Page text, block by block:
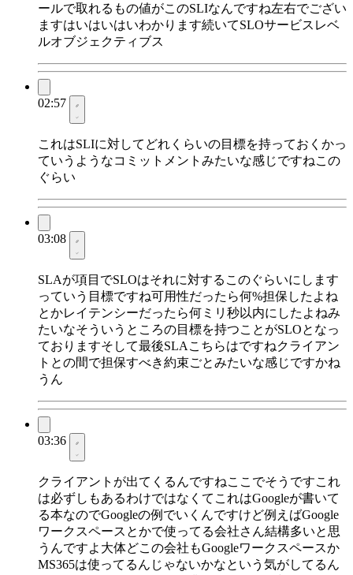
ールで取れるもの値がこのSLIなんですね左右でござい
ますはいはいはいわかります続いてSLOサービスレベ
ルオブジェクティブス
02:57
これはSLIに対してどれくらいの目標を持っておくかっ
ていうようなコミットメントみたいな感じですねこの
ぐらい
03:08
SLAが項目でSLOはそれに対するこのぐらいにします
っていう目標ですね可用性だったら何%担保したよね
とかレイテンシーだったら何ミリ秒以内にしたよねみ
たいなそういうところの目標を持つことがSLOとなっ
ておりますそして最後SLAこちらはですねクライアン
トとの間で担保すべき約束ごとみたいな感じですかね
うん
03:36
クライアントが出てくるんですねここでそうですこれ
は必ずしもあるわけではなくてこれはGoogleが書いて
る本なのでGoogleの例でいくんですけど例えばGoogle
ワークスペースとかで使ってる会社さん結構多いと思
うんですよ大体どこの会社もGoogleワークスペースか
MS365は使ってるんじゃないかなという気がしてるん